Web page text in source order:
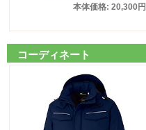
本体価格: 20,300円
コーディネート